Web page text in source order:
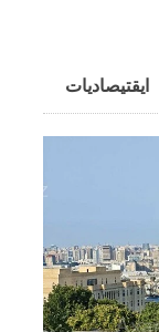
ایقتیصادیات